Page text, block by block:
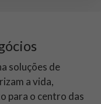
soluções de
a vida,
para o centro das